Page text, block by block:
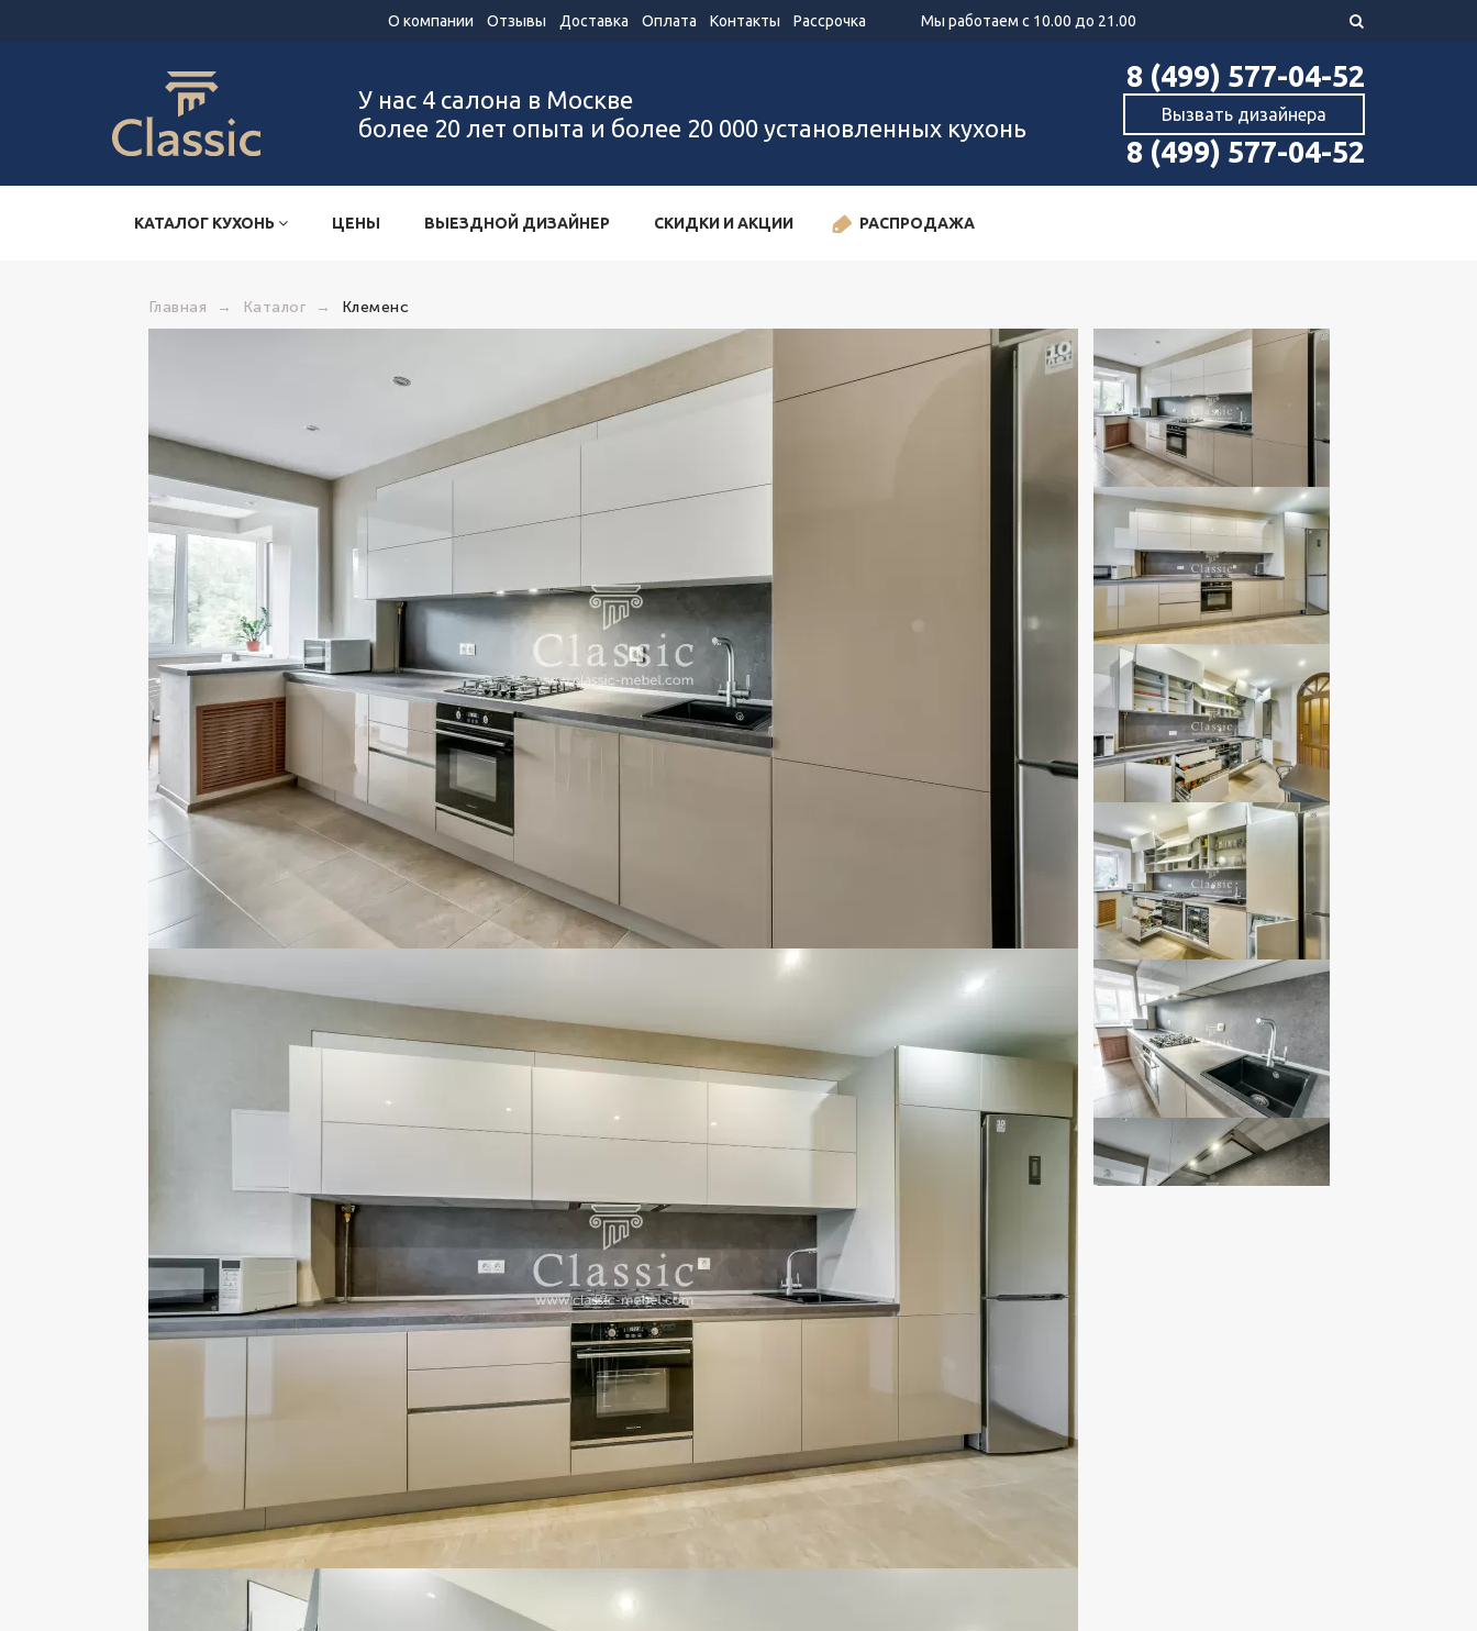
О компании Отзывы Доставка Оплата Контакты Рассрочка Мы работаем с 10.00 до 21.00
У нас 4 салона в Москве
более 20 лет опыта и более 20 000 установленных кухонь
8 (499) 577-04-52
Вызвать дизайнера
8 (499) 577-04-52
КАТАЛОГ КУХОНЬ ЦЕНЫ ВЫЕЗДНОЙ ДИЗАЙНЕР СКИДКИ И АКЦИИ РАСПРОДАЖА
Главная → Каталог → Клеменс